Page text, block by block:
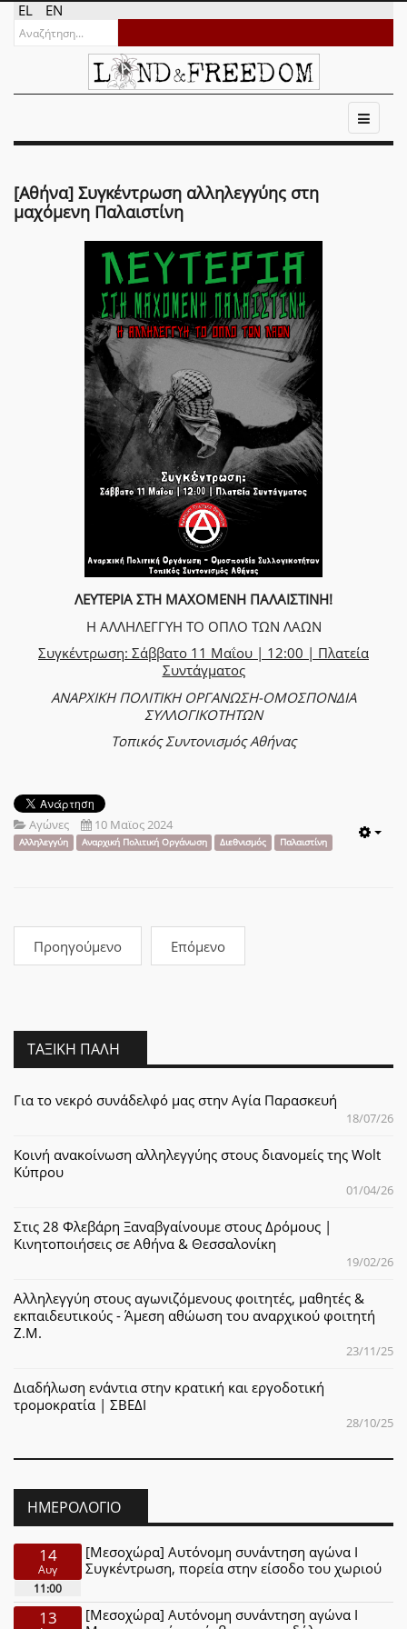
EL EN
[Αθήνα] Συγκέντρωση αλληλεγγύης στη
μαχόμενη Παλαιστίνη
ΛΕΥΤΕΡΙΑ ΣΤΗ ΜΑΧΟΜΕΝΗ ΠΑΛΑΙΣΤΙΝΗ!
Η ΑΛΛΗΛΕΓΓΥΗ ΤΟ ΟΠΛΟ ΤΩΝ ΛΑΩΝ
Συγκέντρωση: Σάββατο 11 Μαΐου | 12:00 | Πλατεία
Συντάγματος
ΑΝΑΡΧΙΚΗ ΠΟΛΙΤΙΚΗ ΟΡΓΑΝΩΣΗ-ΟΜΟΣΠΟΝΔΙΑ
ΣΥΛΛΟΓΙΚΟΤΗΤΩΝ
Τοπικός Συντονισμός Αθήνας
Αγώνες 10 Μαϊος 2024
Αλληλεγγύη Αναρχική Πολιτική Οργάνωση Διεθνισμός Παλαιστίνη
Προηγούμενο Επόμενο
ΤΑΞΙΚΉ ΠΆΛΗ
Για το νεκρό συνάδελφό μας στην Αγία Παρασκευή
18/07/26
Κοινή ανακοίνωση αλληλεγγύης στους διανομείς της Wolt
Κύπρου
01/04/26
Στις 28 Φλεβάρη Ξαναβγαίνουμε στους Δρόμους |
Κινητοποιήσεις σε Αθήνα & Θεσσαλονίκη
19/02/26
Αλληλεγγύη στους αγωνιζόμενους φοιτητές, μαθητές &
εκπαιδευτικούς - Άμεση αθώωση του αναρχικού φοιτητή
Ζ.Μ.
23/11/25
Διαδήλωση ενάντια στην κρατική και εργοδοτική
τρομοκρατία | ΣΒΕΔΙ
28/10/25
ΗΜΕΡΟΛΌΓΙΟ
14
Αυγ
11:00
[Μεσοχώρα] Αυτόνομη συνάντηση αγώνα Ι
Συγκέντρωση, πορεία στην είσοδο του χωριού
13
[Μεσοχώρα] Αυτόνομη συνάντηση αγώνα Ι